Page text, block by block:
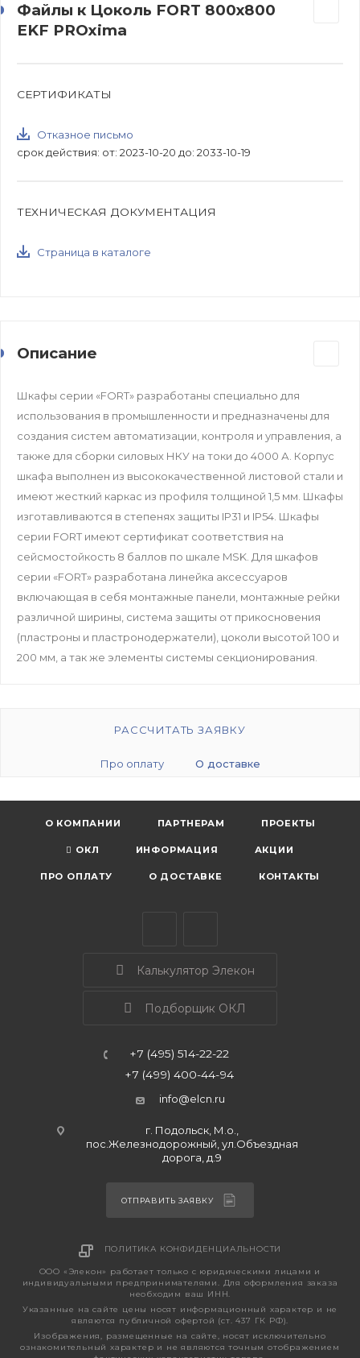
Файлы к Цоколь FORT 800х800
EKF PROxima
СЕРТИФИКАТЫ
Отказное письмо
срок действия: от: 2023-10-20 до: 2033-10-19
ТЕХНИЧЕСКАЯ ДОКУМЕНТАЦИЯ
Страница в каталоге
Описание
Шкафы серии «FORT» разработаны специально для
использования в промышленности и предназначены для
создания систем автоматизации, контроля и управления, а
также для сборки силовых НКУ на токи до 4000 А. Корпус
шкафа выполнен из высококачественной листовой стали и
имеют жесткий каркас из профиля толщиной 1,5 мм. Шкафы
изготавливаются в степенях защиты IP31 и IP54. Шкафы
серии FORT имеют сертификат соответствия на
сейсмостойкость 8 баллов по шкале MSK. Для шкафов
серии «FORT» разработана линейка аксессуаров
включающая в себя монтажные панели, монтажные рейки
различной ширины, система защиты от прикосновения
(пластроны и пластронодержатели), цоколи высотой 100 и
200 мм, а так же элементы системы секционирования.
РАССЧИТАТЬ ЗАЯВКУ
Про оплату О доставке
О КОМПАНИИ ПАРТНЕРАМ ПРОЕКТЫ
ОКЛ ИНФОРМАЦИЯ АКЦИИ
ПРО ОПЛАТУ О ДОСТАВКЕ КОНТАКТЫ
Калькулятор Элекон
Подборщик ОКЛ
+7 (495) 514-22-22
+7 (499) 400-44-94
info@elcn.ru
г. Подольск, М.о.,
пос.Железнодорожный, ул.Объездная
дорога, д.9
ОТПРАВИТЬ ЗАЯВКУ
ПОЛИТИКА КОНФИДЕНЦИАЛЬНОСТИ
ООО «Элекон» работает только с юридическими лицами и
индивидуальными предпринимателями. Для оформления заказа
необходим ваш ИНН.
Указанные на сайте цены носят информационный характер и не
являются публичной офертой (ст. 437 ГК РФ).
Изображения, размещенные на сайте, носят исключительно
ознакомительный характер и не являются точным отображением